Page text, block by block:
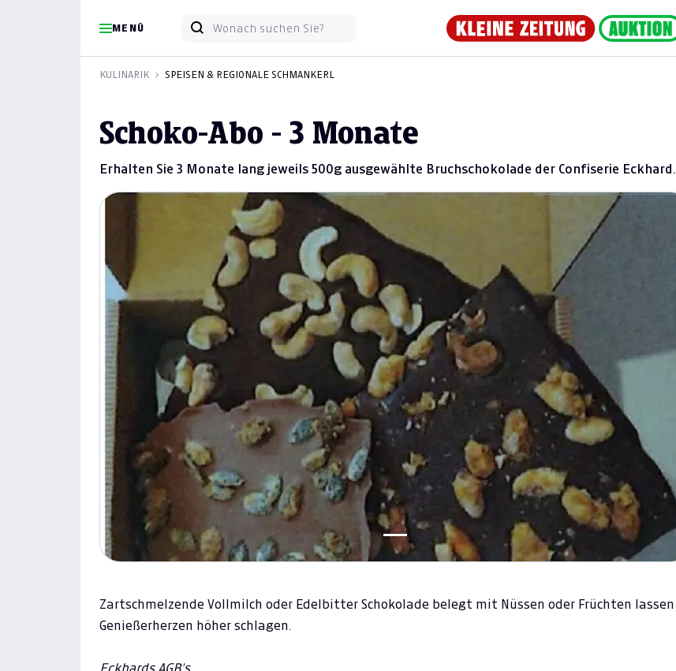
MENÜ
KULINARIK
SPEISEN & REGIONALE SCHMANKERL
Schoko-Abo - 3 Monate
Erhalten Sie 3 Monate lang jeweils 500g ausgewählte Bruchschokolade der Confiserie Eckhard.
Zartschmelzende Vollmilch oder Edelbitter Schokolade belegt mit Nüssen oder Früchten lassen
Genießerherzen höher schlagen.
Eckhards AGB's